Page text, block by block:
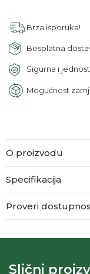
Brza isporuka!
Besplatna
Sigurna i
Mogućnost
O proizvodu
Specifikacija
Proveri
Slični